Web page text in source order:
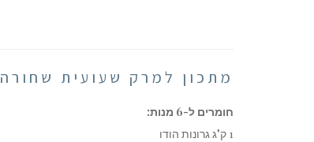
מתכון למרק שעועית שחורה
חומרים ל-6 מנות:
1 ק"ג גרונות הודו